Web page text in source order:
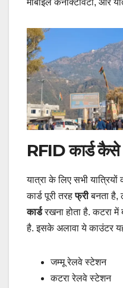
मोबाइल कनेक्टिविटी, और
RFID कार्ड कैसे
यात्रा के लिए सभी यात्रियों
कार्ड पूरी तरहफ्रीबनता है,
कार्डरखना होता है. कटरा
है. इसके अलावा ये काउंटर
जम्मू रेलवे स्टेशन
कटरा रेलवे स्टेशन